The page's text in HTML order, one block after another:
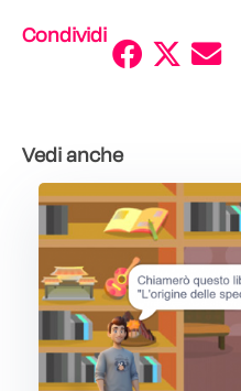
Condividi
Vedi anche